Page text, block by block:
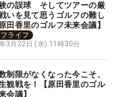
の誤球 そしてツアーの厳
いを見て思うゴルフの難し
田香里のゴルフ未来会議】
ライフ
3月22日 (水) 11時30分
制限がなくなった今こそ、
観戦を！【原田香里のゴル
会議】